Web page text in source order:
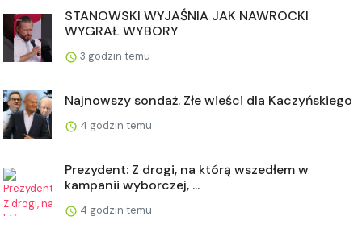
STANOWSKI WYJAŚNIA JAK NAWROCKI
WYGRAŁ WYBORY
3 godzin temu
Najnowszy sondaż. Złe wieści dla Kaczyńskiego
4 godzin temu
Prezydent: Z drogi, na którą wszedłem w
kampanii wyborczej, ...
4 godzin temu